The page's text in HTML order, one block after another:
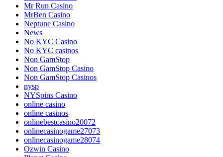
Mr Run Casino
MrBen Casino
Neptune Casino
News
No KYC Casino
No KYC casinos
Non GamStop
Non GamStop Casino
Non GamStop Casinos
nysp
NYSpins Casino
online casino
online casinos
onlinebestcasino20072
onlinecasinogame27073
onlinecasinogame28074
Ozwin Casino